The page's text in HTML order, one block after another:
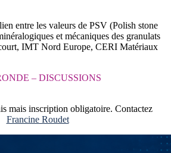
entre les valeurs de PSV (Polish stone
et mécaniques des granulats
IMT Nord Europe, CERI Matériaux
– DISCUSSIONS
mais inscription obligatoire. Contactez
Francine Roudet